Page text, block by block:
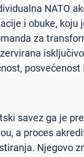
NATO
i obuke, koju
za
savez ga je
a proces
Njegovo